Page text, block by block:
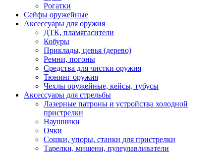
Рогатки
Сейфы оружейные
Аксессуары для оружия
ДТК, пламягасители
Кобуры
Приклады, цевья (дерево)
Ремни, погоны
Средства для чистки оружия
Тюнинг оружия
Чехлы оружейные, кейсы, тубусы
Аксессуары для стрельбы
Лазерные патроны и устройства холодной
пристрелки
Наушники
Очки
Сошки, упоры, станки для пристрелки
Тарелки, мишени, пулеулавливатели